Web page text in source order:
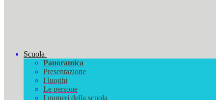
Scuola
Panoramica
Presentazione
I luoghi
Le persone
I numeri della scuola